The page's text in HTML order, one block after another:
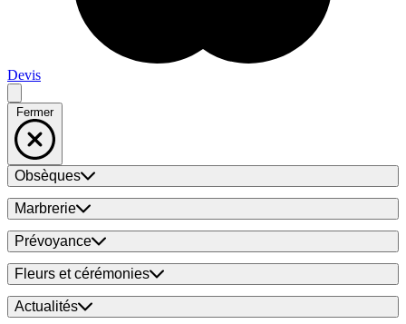
Devis
Fermer
Obsèques
Marbrerie
Prévoyance
Fleurs et cérémonies
Actualités